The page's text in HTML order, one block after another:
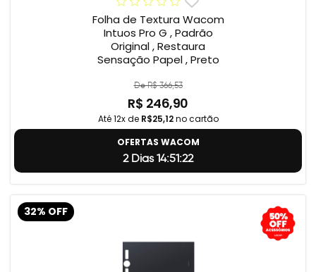
Folha de Textura Wacom
Intuos Pro G , Padrão
Original , Restaura
Sensação Papel , Preto
De R$ 366,53
R$ 246,90
Até 12x de R$25,12no cartão
OFERTAS WACOM
2 Dias 14:51:22
32% OFF